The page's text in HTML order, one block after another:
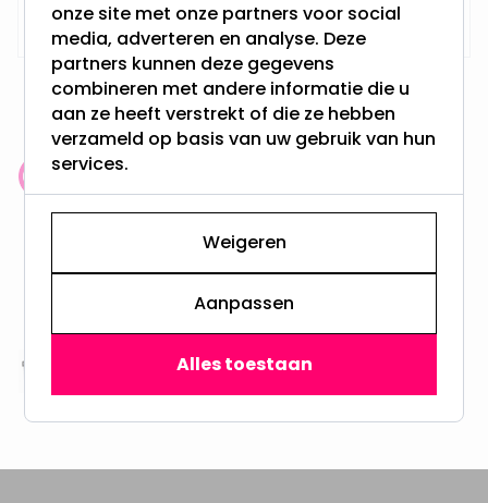
Morgen verzonden
meer dan 100.000 klanten gingen u voor
Gratis verzending + snel geleverd
Vanaf EUR100,- naar NL & BE
& 100 dagen recht op retour
onze site met onze partners voor social
media, adverteren en analyse. Deze
partners kunnen deze gegevens
combineren met andere informatie die u
aan ze heeft verstrekt of die ze hebben
verzameld op basis van uw gebruik van hun
services.
Weigeren
Aanpassen
Alles toestaan